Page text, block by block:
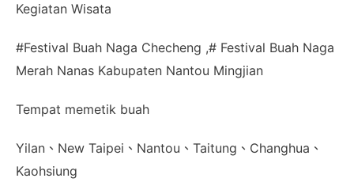
Kegiatan Wisata
#Festival Buah Naga Checheng ,# Festival Buah Naga
Merah Nanas Kabupaten Nantou Mingjian
Tempat memetik buah
Yilan、New Taipei、Nantou、Taitung、Changhua、
Kaohsiung